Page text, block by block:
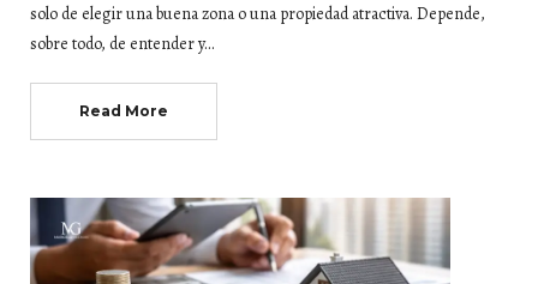
solo de elegir una buena zona o una propiedad atractiva. Depende,
sobre todo, de entender y…
Read More